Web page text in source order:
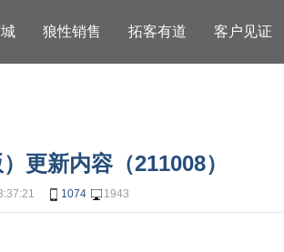
狼性销售 拓客有道 客户见证
更新内容（211008）
1074 1943